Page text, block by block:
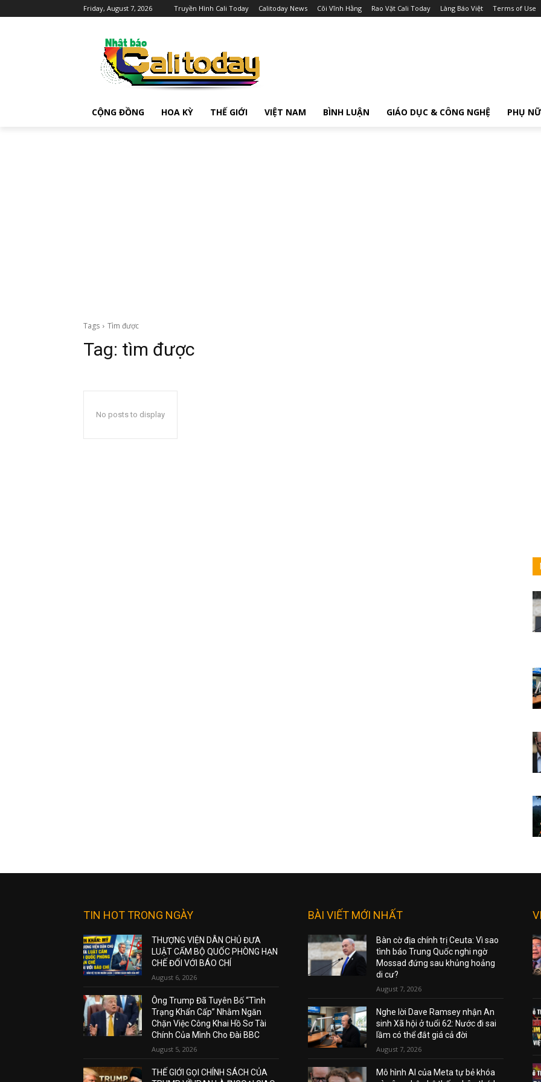
Friday, August 7, 2026 Truyền Hình Cali Today Calitoday News Cõi Vĩnh Hằng Rao Vặt Cali Today Làng Báo Việt Terms of Use
CỘNG ĐỒNG HOA KỲ THẾ GIỚI VIỆT NAM BÌNH LUẬN GIÁO DỤC & CÔNG NGHỆ PHỤ NỮ
Tags Tìm được
Tag: tìm được
No posts to display
TIN HOT TRONG NGÀY
THƯỢNG VIỆN DÂN CHỦ ĐƯA
LUẬT CẤM BỘ QUỐC PHÒNG HẠN
CHẾ ĐỐI VỚI BÁO CHÍ
August 6, 2026
Ông Trump Đã Tuyên Bố “Tình
Trạng Khẩn Cấp” Nhằm Ngăn
Chặn Việc Công Khai Hồ Sơ Tài
Chính Của Mình Cho Đài BBC
August 5, 2026
THẾ GIỚI GỌI CHÍNH SÁCH CỦA
BÀI VIẾT MỚI NHẤT
Bàn cờ địa chính trị Ceuta: Vì sao
tình báo Trung Quốc nghi ngờ
Mossad đứng sau khủng hoảng
di cư?
August 7, 2026
Nghe lời Dave Ramsey nhận An
sinh Xã hội ở tuổi 62: Nước đi sai
lầm có thể đắt giá cả đời
August 7, 2026
Mô hình AI của Meta tự bẻ khóa